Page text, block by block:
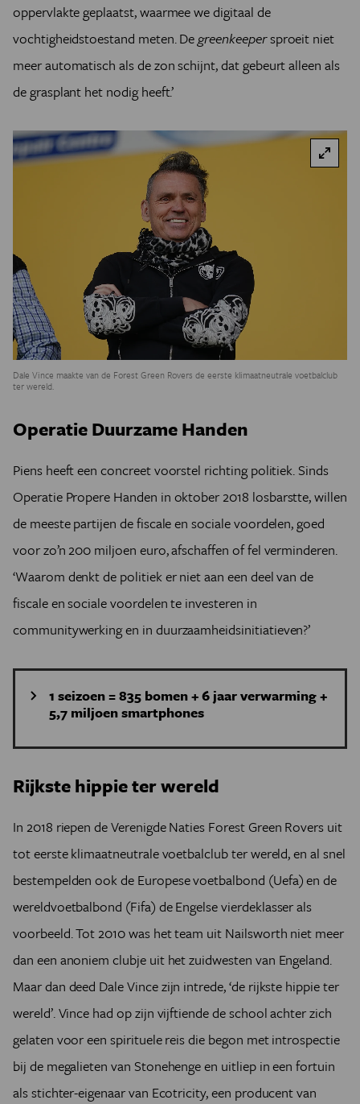
oppervlakte geplaatst, waarmee we digitaal de
vochtigheidstoestand meten. Degreenkeepersproeit niet
meer automatisch als de zon schijnt, dat gebeurt alleen als
de grasplant het nodig heeft.’
Dale Vince maakte van de Forest Green Rovers de eerste klimaatneutrale voetbalclub
ter wereld.
Operatie Duurzame Handen
Piens heeft een concreet voorstel richting politiek. Sinds
Operatie Propere Handen in oktober 2018 losbarstte, willen
de meeste partijen de fiscale en sociale voordelen, goed
voor zo’n 200 miljoen euro, afschaffen of fel verminderen.
‘Waarom denkt de politiek er niet aan een deel van de
fiscale en sociale voordelen te investeren in
communitywerking en in duurzaamheidsinitiatieven?’
1 seizoen = 835 bomen + 6 jaar verwarming +
5,7 miljoen smartphones
In mei 2020 lanceerde Sport and Sustainability
om aandacht voor ecologische aspecten door te laten
dringen in de professionele voetbalsector. Er is duidelijk
nog werk, blijkt uit een studie van milieuwetenschapper
Andrew Welfle (University of Manchester). Hij maakte in
2019 een rangschikking van de twintig voetballers die dat
jaar genomineerd waren voor de Ballon d’Or op basis
van het aantal vluchtkilometers voor verplaatsingen met
hun club en nationaal elftal.
Winnaar was Marquinhos (Paris Saint-Germain en
Brazilië) met 110.787 kilometer en 53,5 ton CO2-uitstoot.
‘hebben we 835 volwassen en gezonde bomen tien jaar
nodig.’ Het equivalent van de uitstoot van de nummers
twee en drie: zes woningen een jaar lang verwarmen
(Roberto Firmino, Liverpool en Brazilië) en 5,7 miljoen
smartphones opladen (Son Heung-min, Tottenham en
Zuid-Korea).
Rijkste hippie ter wereld
In 2018 riepen de Verenigde Naties Forest Green Rovers uit
tot eerste klimaatneutrale voetbalclub ter wereld, en al snel
bestempelden ook de Europese voetbalbond (Uefa) en de
wereldvoetbalbond (Fifa) de Engelse vierdeklasser als
voorbeeld. Tot 2010 was het team uit Nailsworth niet meer
dan een anoniem clubje uit het zuidwesten van Engeland.
Maar dan deed Dale Vince zijn intrede, ‘de rijkste hippie ter
wereld’. Vince had op zijn vijftiende de school achter zich
gelaten voor een spirituele reis die begon met introspectie
bij de megalieten van Stonehenge en uitliep in een fortuin
als stichter-eigenaar van Ecotricity, een producent van